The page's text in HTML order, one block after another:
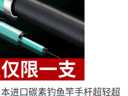
进口碳素钓鱼竿手杆超轻超